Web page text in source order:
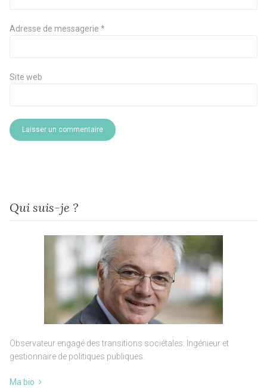
Adresse de messagerie *
Site web
Qui suis-je ?
Observateur engagé des transitions sociétales. Ingénieur et
gestionnaire de politiques publiques.
Ma bio